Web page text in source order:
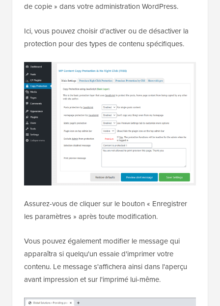
de copie » dans votre administration WordPress.
Ici, vous pouvez choisir d'activer ou de désactiver la
protection pour des types de contenu spécifiques.
Assurez-vous de cliquer sur le bouton « Enregistrer
les paramètres » après toute modification.
Vous pouvez également modifier le message qui
apparaîtra si quelqu'un essaie d'imprimer votre
contenu. Le message s'affichera ainsi dans l'aperçu
avant impression et sur l'imprimé lui-même.